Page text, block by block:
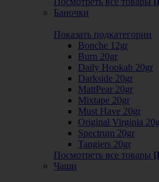
Баночки
Показать подкатегории
Bonche 12gr
Burn 20gr
Daily Hookah 20gr
Darkside 20gr
MattPear 20gr
Mixtape 20gr
Must Have 20gr
Original Virginia
Spectrum 20gr
Tangiers 20gr
Посмотреть все товары
Чаши